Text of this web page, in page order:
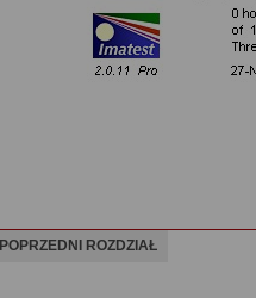
POPRZEDNI ROZDZIAŁ